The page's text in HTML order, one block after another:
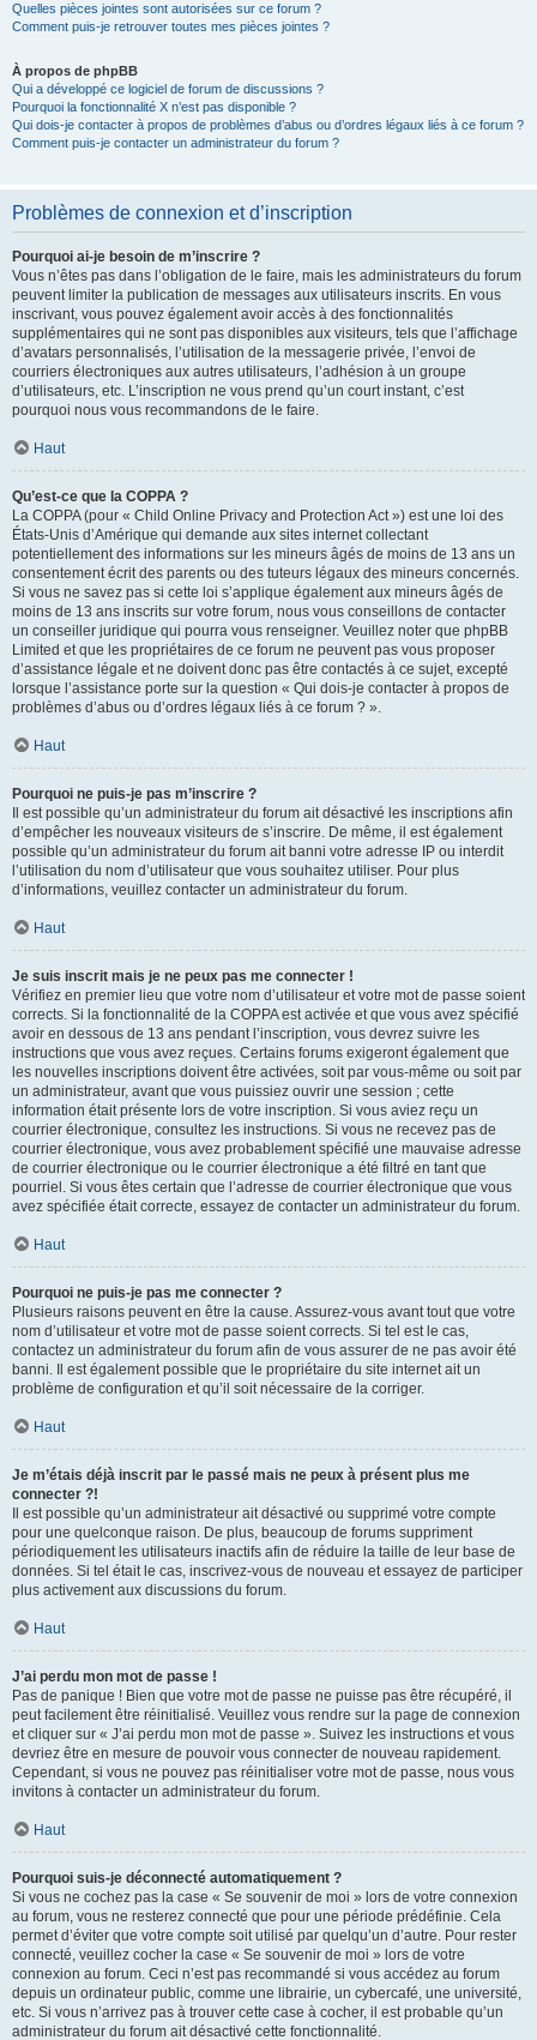
Quelles pièces jointes sont autorisées sur ce forum ?
Comment puis-je retrouver toutes mes pièces jointes ?
À propos de phpBB
Qui a développé ce logiciel de forum de discussions ?
Pourquoi la fonctionnalité X n’est pas disponible ?
Qui dois-je contacter à propos de problèmes d’abus ou d’ordres légaux liés à ce forum ?
Comment puis-je contacter un administrateur du forum ?
Problèmes de connexion et d’inscription
Pourquoi ai-je besoin de m’inscrire ?
Vous n’êtes pas dans l’obligation de le faire, mais les administrateurs du forum
peuvent limiter la publication de messages aux utilisateurs inscrits. En vous
inscrivant, vous pouvez également avoir accès à des fonctionnalités
supplémentaires qui ne sont pas disponibles aux visiteurs, tels que l’affichage
d’avatars personnalisés, l’utilisation de la messagerie privée, l’envoi de
courriers électroniques aux autres utilisateurs, l’adhésion à un groupe
d’utilisateurs, etc. L’inscription ne vous prend qu’un court instant, c’est
pourquoi nous vous recommandons de le faire.
Haut
Qu’est-ce que la COPPA ?
La COPPA (pour « Child Online Privacy and Protection Act ») est une loi des
États-Unis d’Amérique qui demande aux sites internet collectant
potentiellement des informations sur les mineurs âgés de moins de 13 ans un
consentement écrit des parents ou des tuteurs légaux des mineurs concernés.
Si vous ne savez pas si cette loi s’applique également aux mineurs âgés de
moins de 13 ans inscrits sur votre forum, nous vous conseillons de contacter
un conseiller juridique qui pourra vous renseigner. Veuillez noter que phpBB
Limited et que les propriétaires de ce forum ne peuvent pas vous proposer
d’assistance légale et ne doivent donc pas être contactés à ce sujet, excepté
lorsque l’assistance porte sur la question « Qui dois-je contacter à propos de
problèmes d’abus ou d’ordres légaux liés à ce forum ? ».
Haut
Pourquoi ne puis-je pas m’inscrire ?
Il est possible qu’un administrateur du forum ait désactivé les inscriptions afin
d’empêcher les nouveaux visiteurs de s’inscrire. De même, il est également
possible qu’un administrateur du forum ait banni votre adresse IP ou interdit
l’utilisation du nom d’utilisateur que vous souhaitez utiliser. Pour plus
d’informations, veuillez contacter un administrateur du forum.
Haut
Je suis inscrit mais je ne peux pas me connecter !
Vérifiez en premier lieu que votre nom d’utilisateur et votre mot de passe soient
corrects. Si la fonctionnalité de la COPPA est activée et que vous avez spécifié
avoir en dessous de 13 ans pendant l’inscription, vous devrez suivre les
instructions que vous avez reçues. Certains forums exigeront également que
les nouvelles inscriptions doivent être activées, soit par vous-même ou soit par
un administrateur, avant que vous puissiez ouvrir une session ; cette
information était présente lors de votre inscription. Si vous aviez reçu un
courrier électronique, consultez les instructions. Si vous ne recevez pas de
courrier électronique, vous avez probablement spécifié une mauvaise adresse
de courrier électronique ou le courrier électronique a été filtré en tant que
pourriel. Si vous êtes certain que l’adresse de courrier électronique que vous
avez spécifiée était correcte, essayez de contacter un administrateur du forum.
Haut
Pourquoi ne puis-je pas me connecter ?
Plusieurs raisons peuvent en être la cause. Assurez-vous avant tout que votre
nom d’utilisateur et votre mot de passe soient corrects. Si tel est le cas,
contactez un administrateur du forum afin de vous assurer de ne pas avoir été
banni. Il est également possible que le propriétaire du site internet ait un
problème de configuration et qu’il soit nécessaire de la corriger.
Haut
Je m’étais déjà inscrit par le passé mais ne peux à présent plus me
connecter ?!
Il est possible qu’un administrateur ait désactivé ou supprimé votre compte
pour une quelconque raison. De plus, beaucoup de forums suppriment
périodiquement les utilisateurs inactifs afin de réduire la taille de leur base de
données. Si tel était le cas, inscrivez-vous de nouveau et essayez de participer
plus activement aux discussions du forum.
Haut
J’ai perdu mon mot de passe !
Pas de panique ! Bien que votre mot de passe ne puisse pas être récupéré, il
peut facilement être réinitialisé. Veuillez vous rendre sur la page de connexion
et cliquer sur « J’ai perdu mon mot de passe ». Suivez les instructions et vous
devriez être en mesure de pouvoir vous connecter de nouveau rapidement.
Cependant, si vous ne pouvez pas réinitialiser votre mot de passe, nous vous
invitons à contacter un administrateur du forum.
Haut
Pourquoi suis-je déconnecté automatiquement ?
Si vous ne cochez pas la case « Se souvenir de moi » lors de votre connexion
au forum, vous ne resterez connecté que pour une période prédéfinie. Cela
permet d’éviter que votre compte soit utilisé par quelqu’un d’autre. Pour rester
connecté, veuillez cocher la case « Se souvenir de moi » lors de votre
connexion au forum. Ceci n’est pas recommandé si vous accédez au forum
depuis un ordinateur public, comme une librairie, un cybercafé, une université,
etc. Si vous n’arrivez pas à trouver cette case à cocher, il est probable qu’un
administrateur du forum ait désactivé cette fonctionnalité.